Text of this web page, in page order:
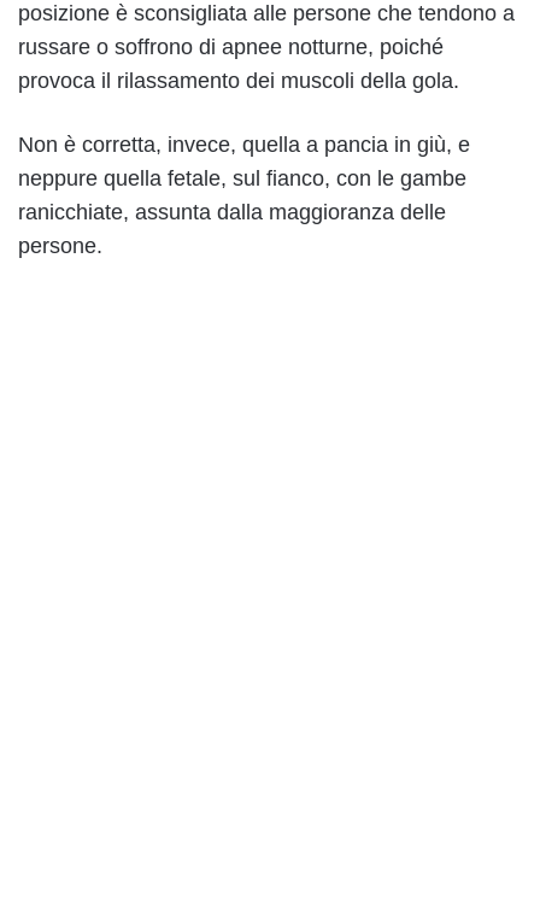
posizione è sconsigliata alle persone che tendono a
russare o soffrono di apnee notturne, poiché
provoca il rilassamento dei muscoli della gola.
Non è corretta, invece, quella a pancia in giù, e
neppure quella fetale, sul fianco, con le gambe
ranicchiate, assunta dalla maggioranza delle
persone.